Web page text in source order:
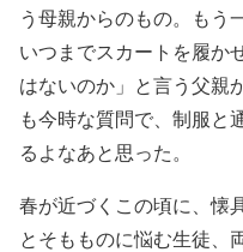
う母親からのもの。もう
いつまでスカートを履か
はないのか」と言う父親
も今時な質問で、制服と
るよなあと思った。
春が近づくこの頃に、懐
とそもものに悩む生徒、